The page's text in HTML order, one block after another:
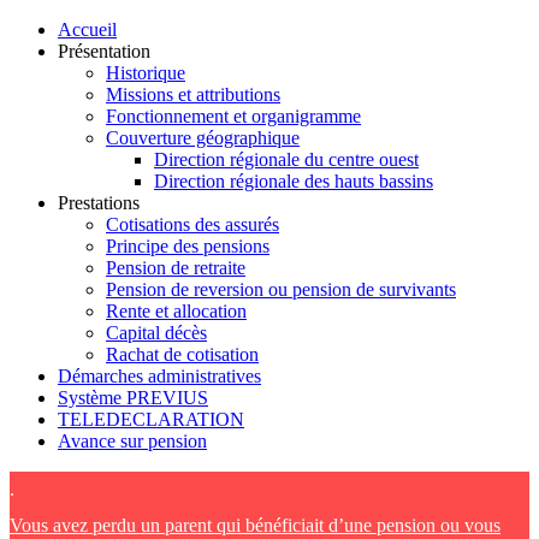
Accueil
Présentation
Historique
Missions et attributions
Fonctionnement et organigramme
Couverture géographique
Direction régionale du centre ouest
Direction régionale des hauts bassins
Prestations
Cotisations des assurés
Principe des pensions
Pension de retraite
Pension de reversion ou pension de survivants
Rente et allocation
Capital décès
Rachat de cotisation
Démarches administratives
Système PREVIUS
TELEDECLARATION
Avance sur pension
.
Vous avez perdu un parent qui bénéficiait d’une pension ou vous